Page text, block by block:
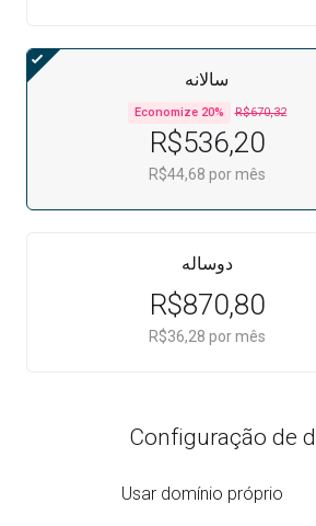
سالانه
R$670,32
Economize 20%
R$536,20
R$44,68 por mês
دوساله
R$870,80
R$36,28 por mês
Configuração de
Usar domínio próprio